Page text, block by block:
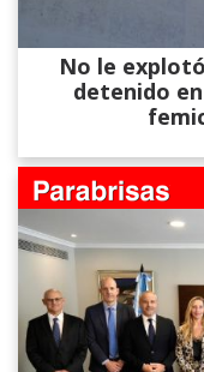
No le
detenido